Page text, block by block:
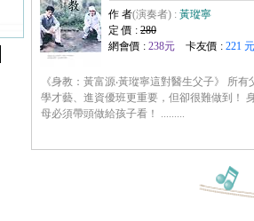
作 者(演奏者) : 黃瑽寧
定 價 : 280
網會價 : 238元 卡友價 : 221 元
《身教：黃富源‧黃瑽寧這對醫生父子》 所
學才藝、進資優班更重要，但卻很難做到！
母必須帶頭做給孩子看！ .........